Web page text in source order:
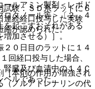
験：ＳＤ系ラットに６
連続経口投与した実験
縮が認められた。
０日目のラットに１４
回経口投与した場合、
臓及び血清中の１４Ｃ
ルであった。
ルアミン製剤＜レボド
タノール等＞〔２．４
を起こすおそれがある
加させる）］。
本剤の作用が増強され
（ノルアドレナリンの代